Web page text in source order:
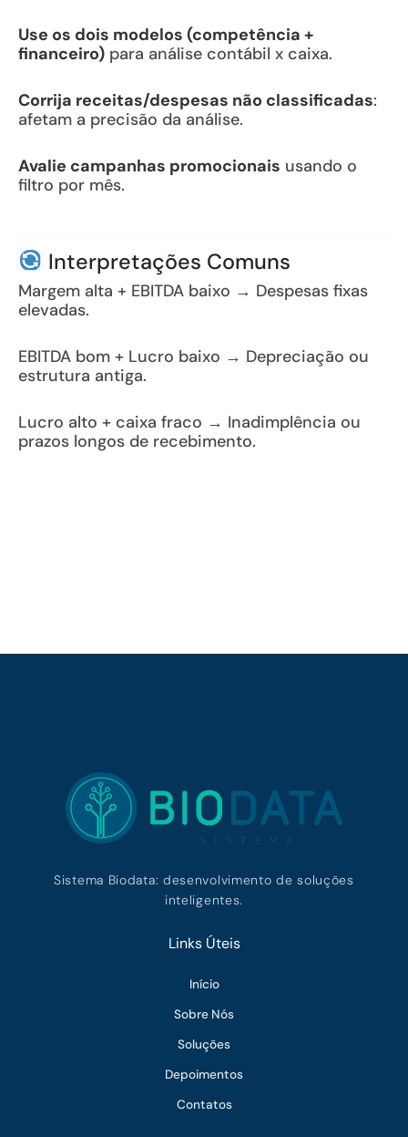
Use os dois modelos (competência +
financeiro) para análise contábil x caixa.
Corrija receitas/despesas não classificadas:
afetam a precisão da análise.
Avalie campanhas promocionais usando o
filtro por mês.
Interpretações Comuns
Margem alta + EBITDA baixo → Despesas fixas
elevadas.
EBITDA bom + Lucro baixo → Depreciação ou
estrutura antiga.
Lucro alto + caixa fraco → Inadimplência ou
prazos longos de recebimento.
Sistema Biodata: desenvolvimento de soluções
inteligentes.
Links Úteis
Início
Sobre Nós
Soluções
Depoimentos
Contatos